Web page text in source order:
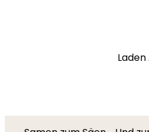
Laden